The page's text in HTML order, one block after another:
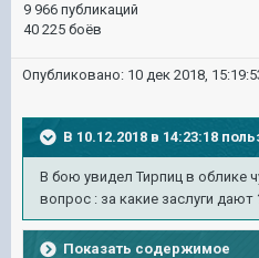
9 966 публикаций
40 225 боёв
Опубликовано: 10 дек 2018,
В 10.12.2018 в 14:23:18
В бою увидел Тирпиц в облике
вопрос : за какие заслуги дают
Показать содержимое